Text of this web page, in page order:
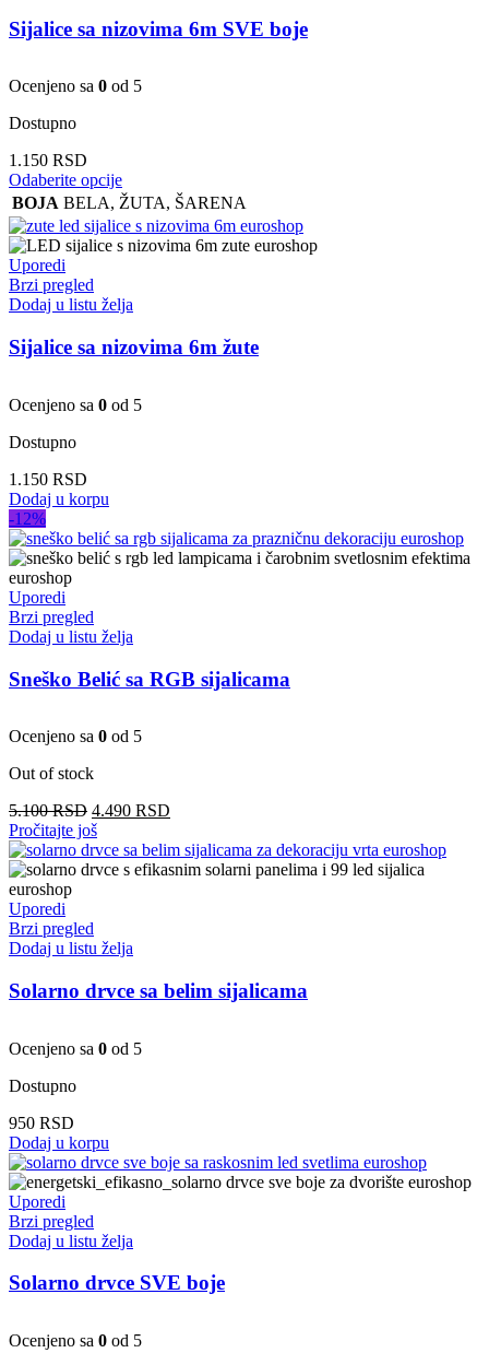
Sijalice sa nizovima 6m SVE boje
Ocenjeno sa 0 od 5
Dostupno
1.150 RSD
Odaberite opcijeOvaj
proizvod
ima
više
varijanti.
mogu
biti
izabrane
na
proizvoda.
BOJA BELA, ŽUTA, ŠARENA
Uporedi
Brzi pregled
Dodaj u listu želja
Sijalice sa nizovima 6m žute
Ocenjeno sa 0 od 5
Dostupno
1.150 RSD
Dodaj u korpu
-12%
Uporedi
Brzi pregled
Dodaj u listu želja
Sneško Belić sa RGB sijalicama
Ocenjeno sa 0 od 5
Out of stock
5.100RSD Originalna
cena
je
bila:
4.490 RSD
je:
4.490 RSD.
Pročitajte još
Uporedi
Brzi pregled
Dodaj u listu želja
Solarno drvce sa belim sijalicama
Ocenjeno sa 0 od 5
Dostupno
950 RSD
Dodaj u korpu
Uporedi
Brzi pregled
Dodaj u listu želja
Solarno drvce SVE boje
Ocenjeno sa 0 od 5